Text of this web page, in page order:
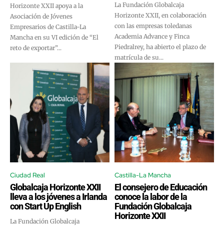
Horizonte XXII apoya a la
Asociación de Jóvenes
Empresarios de Castilla-La
Mancha en su VI edición de “El
reto de exportar”...
La Fundación Globalcaja
Horizonte XXII, en colaboración
con las empresas toledanas
Academia Advance y Finca
Piedralrey, ha abierto el plazo de
matrícula de su...
Ciudad Real
Globalcaja Horizonte XXII
lleva a los jóvenes a Irlanda
con Start Up English
La Fundación Globalcaja
Castilla-La Mancha
El consejero de Educación
conoce la labor de la
Fundación Globalcaja
Horizonte XXII